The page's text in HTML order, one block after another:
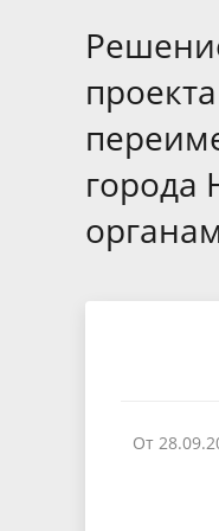
Отчет о
города
От